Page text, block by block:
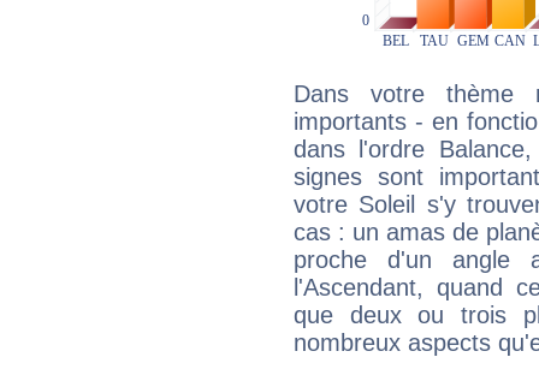
Dans votre thème
importants - en
dans l'ordre
signes sont
votre Soleil s'y
cas : un amas de
proche d'un
l'Ascendant, quand
que deux ou trois
nombreux aspects